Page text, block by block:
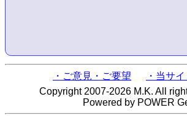
・ご意見・ご要望
・当サ
Copyright 2007-2026 M.K. All
Powered by POWER